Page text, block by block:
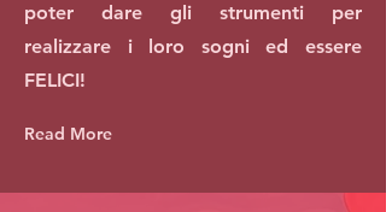
poter dare gli strumenti per
realizzare i loro sogni ed essere
FELICI!
Read More